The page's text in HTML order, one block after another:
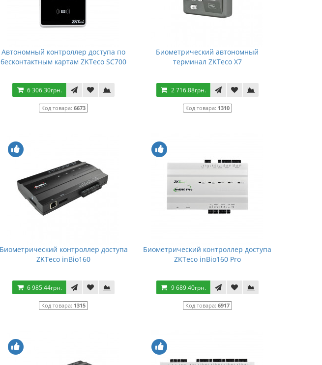
Автономный контроллер доступа по
бесконтактным картам ZKTeco SC700
6 306.30грн.
Код товара:6673
Биометрический автономный
терминал ZKTeco X7
2 716.88грн.
Код товара: 1310
Биометрический контроллер доступа
ZKTeco inBio160
6 985.44грн.
Код товара: 1315
Биометрический контроллер доступа
ZKTeco inBio160 Pro
9 689.40грн.
Код товара: 6917